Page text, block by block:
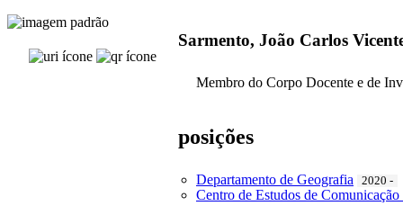
Sarmento, João Carlos
Membro do Corpo Docente e de
posições
Departamento de Geografia 2020 -
Centro de Estudos de Comunicação